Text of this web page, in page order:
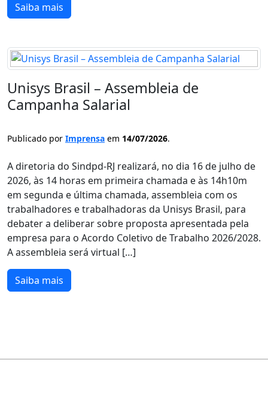
Saiba mais
Unisys Brasil – Assembleia de
Campanha Salarial
Publicado por Imprensa em 14/07/2026.
A diretoria do Sindpd-RJ realizará, no dia 16 de julho de
2026, às 14 horas em primeira chamada e às 14h10m
em segunda e última chamada, assembleia com os
trabalhadores e trabalhadoras da Unisys Brasil, para
debater a deliberar sobre proposta apresentada pela
empresa para o Acordo Coletivo de Trabalho 2026/2028.
A assembleia será virtual […]
Saiba mais